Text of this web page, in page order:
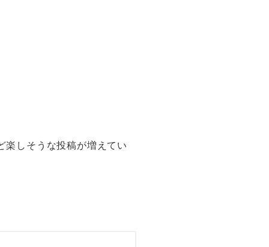
楽しそうな投稿が増えてい